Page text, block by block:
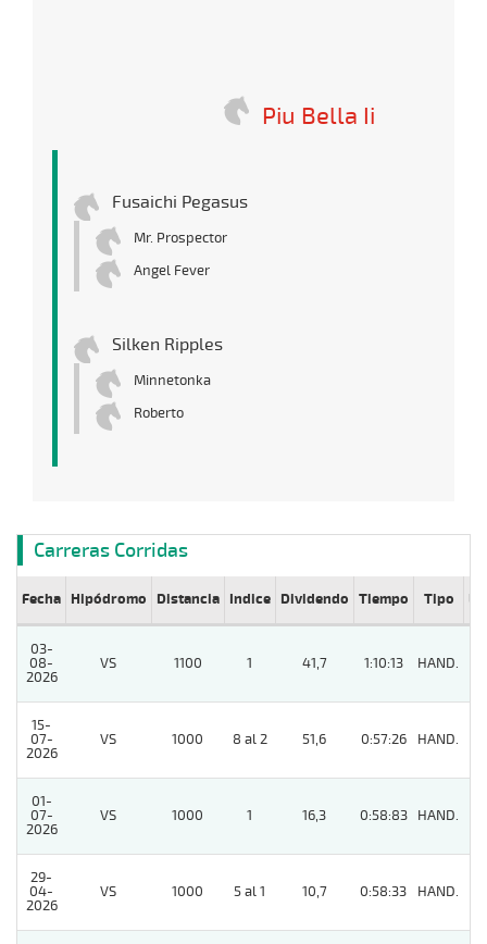
Piu Bella Ii
Fusaichi Pegasus
Mr. Prospector
Angel Fever
Silken Ripples
Minnetonka
Roberto
Carreras Corridas
Fecha Hipódromo Distancia Indice Dividendo Tiempo Tipo Lº
03-
08-
2026
VS 1100 1 41,7 1:10:13 HAND.
15-
07-
2026
VS 1000 8 al 2 51,6 0:57:26 HAND.
01-
07-
2026
VS 1000 1 16,3 0:58:83 HAND.
29-
04-
2026
VS 1000 5 al 1 10,7 0:58:33 HAND.